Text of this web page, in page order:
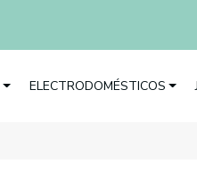
ELECTRODOMÉSTICOS